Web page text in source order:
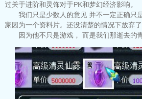
过关于进阶和灵饰对于PK和梦幻经济影响。
我们只是少数人的意见 并不一定正确只
家因为一个资料片。还没清楚的情况下放弃了
因为他不只是游戏， 而是我们那逝去的青